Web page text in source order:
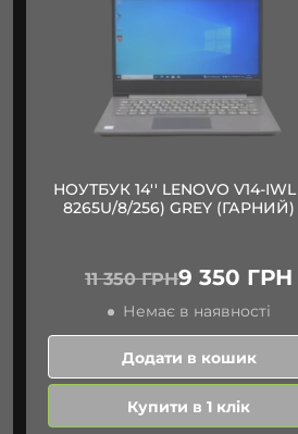
НОУТБУК 14'' LENOVO V14-
8265U/8/256) GREY (ГАРНИЙ)
11 350 ГРН9 350 ГРН
Немає в наявності
Додати в кошик
Купити в 1 клік